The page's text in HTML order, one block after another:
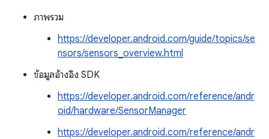
ภาพรวม
https://developer.android.com/guide/topics/se
nsors/sensors_overview.html
ข้อมูลอ้างอิง SDK
https://developer.android.com/reference/andr
oid/hardware/SensorManager
https://developer.android.com/reference/andr